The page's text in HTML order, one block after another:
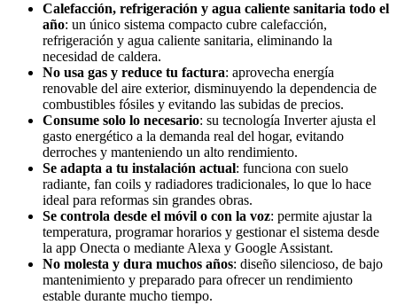
Calefacción, refrigeración y agua caliente sanitaria todo el
año: un único sistema compacto cubre calefacción,
refrigeración y agua caliente sanitaria, eliminando la
necesidad de caldera.
No usa gas y reduce tu factura: aprovecha energía
renovable del aire exterior, disminuyendo la dependencia de
combustibles fósiles y evitando las subidas de precios.
Consume solo lo necesario: su tecnología Inverter ajusta el
gasto energético a la demanda real del hogar, evitando
derroches y manteniendo un alto rendimiento.
Se adapta a tu instalación actual: funciona con suelo
radiante, fan coils y radiadores tradicionales, lo que lo hace
ideal para reformas sin grandes obras.
Se controla desde el móvil o con la voz: permite ajustar la
temperatura, programar horarios y gestionar el sistema desde
la app Onecta o mediante Alexa y Google Assistant.
No molesta y dura muchos años: diseño silencioso, de bajo
mantenimiento y preparado para ofrecer un rendimiento
estable durante mucho tiempo.